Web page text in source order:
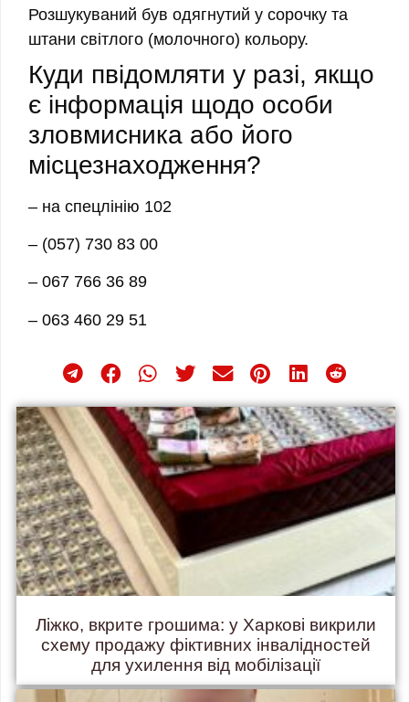
Розшукуваний був одягнутий у сорочку та
штани світлого (молочного) кольору.
Куди пвідомляти у разі, якщо
є інформація щодо особи
зловмисника або його
місцезнаходження?
– на спецлінію 102
– (057) 730 83 00
– 067 766 36 89
– ⁠063 460 29 51
Ліжко, вкрите грошима: у Харкові викрили
схему продажу фіктивних інвалідностей
для ухилення від мобілізації